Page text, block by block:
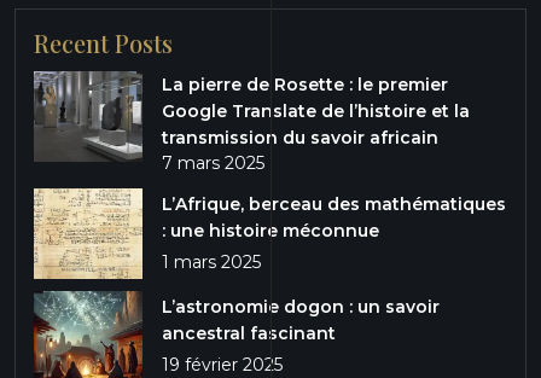
Recent Posts
La pierre de Rosette : le premier
Google Translate de l’histoire et la
transmission du savoir africain
7 mars 2025
L’Afrique, berceau des mathématiques
: une histoire méconnue
1 mars 2025
L’astronomie dogon : un savoir
ancestral fascinant
19 février 2025